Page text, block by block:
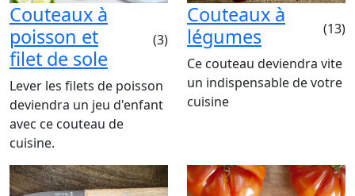
Couteaux à
poisson et
filet de sole
(3)
Lever les filets de poisson
deviendra un jeu d'enfant
avec ce couteau de
cuisine.
Couteaux à
légumes
(13)
Ce couteau deviendra vite
un indispensable de votre
cuisine